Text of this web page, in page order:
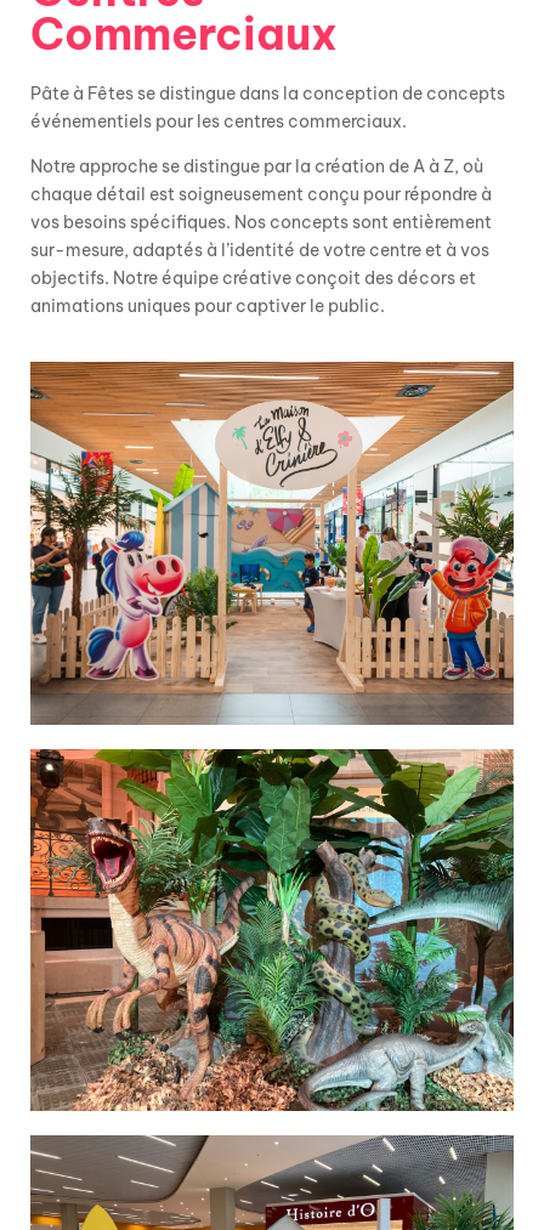
Commerciaux
Pâte à Fêtes se distingue dans la conception de concepts
événementiels pour les centres commerciaux.
Notre approche se distingue par la création de A à Z, où
chaque détail est soigneusement conçu pour répondre à
vos besoins spécifiques. Nos concepts sont entièrement
sur-mesure, adaptés à l’identité de votre centre et à vos
objectifs. Notre équipe créative conçoit des décors et
animations uniques pour captiver le public.